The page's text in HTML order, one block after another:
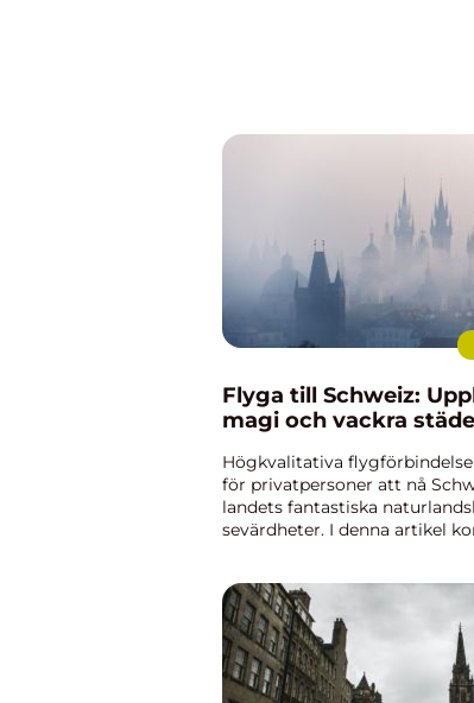
Flyga till Schweiz:
magi och vackra
Högkvalitativa
för privatpersoner att nå
landets fantastiska
sevärdheter. I denna artikel